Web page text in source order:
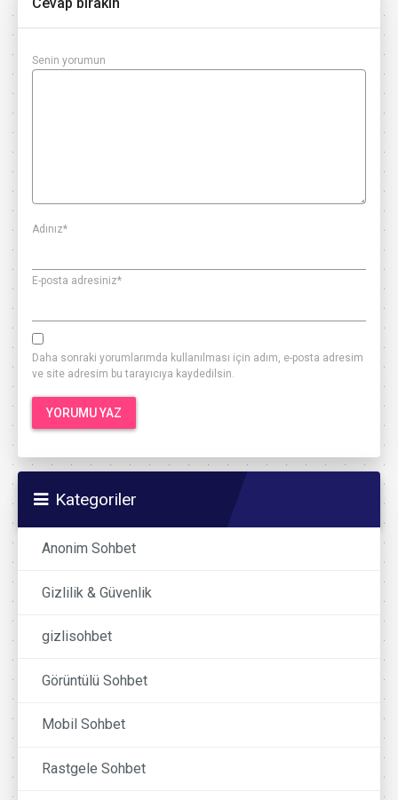
Senin yorumun
Adınız*
E-posta adresiniz*
Daha sonraki yorumlarımda kullanılması için adım, e-posta adresim
ve site adresim bu tarayıcıya kaydedilsin.
Kategoriler
Anonim Sohbet
Gizlilik & Güvenlik
gizlisohbet
Görüntülü Sohbet
Mobil Sohbet
Rastgele Sohbet